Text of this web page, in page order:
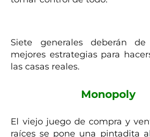
Siete generales deberán
mejores estrategias para
las casas reales.
Monopoly
El viejo juego de compra y
raíces se pone una pintadita